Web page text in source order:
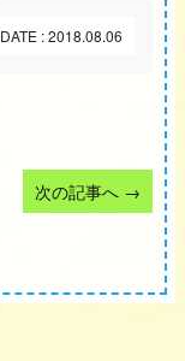
DATE : 2018.08.06
次の記事へ →